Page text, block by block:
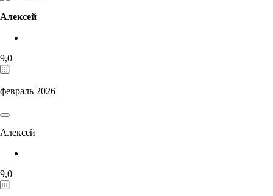
Алексей
9,0
февраль 2026
Алексей
9,0